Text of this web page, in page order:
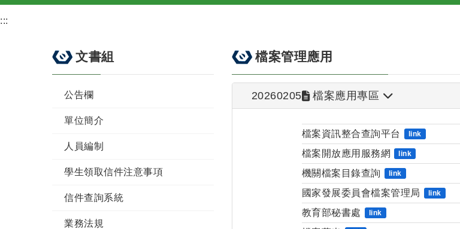
:::
文書組
公告欄
單位簡介
人員編制
學生領取信件注意事項
信件查詢系統
業務法規
檔案管理應用
20260205 檔案應用專區
檔案資訊整合查詢平台 link
檔案開放應用服務網 link
機關檔案目錄查詢 link
國家發展委員會檔案管理局 link
教育部秘書處 link